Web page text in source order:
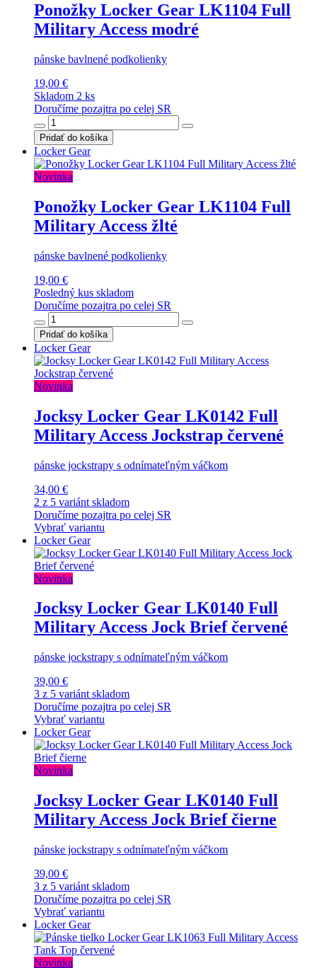
Ponožky Locker Gear LK1104 Full
Military Access modré
pánske bavlnené podkolienky
19,00 €
Skladom 2 ks
Doručíme pozajtra po celej SR
Pridať do košíka
Locker Gear
Novinka
Ponožky Locker Gear LK1104 Full
Military Access žlté
pánske bavlnené podkolienky
19,00 €
Posledný kus skladom
Doručíme pozajtra po celej SR
Pridať do košíka
Locker Gear
Novinka
Jocksy Locker Gear LK0142 Full
Military Access Jockstrap červené
pánske jockstrapy s odnímateľným váčkom
34,00 €
2 z 5 variánt skladom
Doručíme pozajtra po celej SR
Vybrať variantu
Locker Gear
Novinka
Jocksy Locker Gear LK0140 Full
Military Access Jock Brief červené
pánske jockstrapy s odnímateľným váčkom
39,00 €
3 z 5 variánt skladom
Doručíme pozajtra po celej SR
Vybrať variantu
Locker Gear
Novinka
Jocksy Locker Gear LK0140 Full
Military Access Jock Brief čierne
pánske jockstrapy s odnímateľným váčkom
39,00 €
3 z 5 variánt skladom
Doručíme pozajtra po celej SR
Vybrať variantu
Locker Gear
Novinka